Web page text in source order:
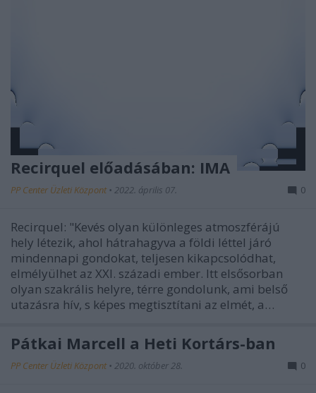
Recirquel előadásában: IMA
PP Center Üzleti Központ • 2022. április 07. 0
Recirquel: "Kevés olyan különleges atmoszférájú
hely létezik, ahol hátrahagyva a földi léttel járó
mindennapi gondokat, teljesen kikapcsolódhat,
elmélyülhet az XXI. századi ember. Itt elsősorban
olyan szakrális helyre, térre gondolunk, ami belső
utazásra hív, s képes megtisztítani az elmét, a…
Pátkai Marcell a Heti Kortárs-ban
PP Center Üzleti Központ • 2020. október 28. 0